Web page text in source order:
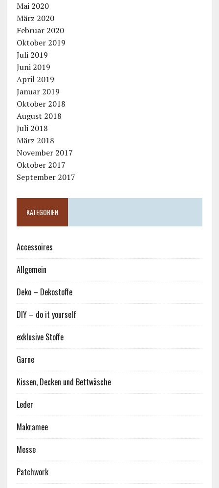
Mai 2020
März 2020
Februar 2020
Oktober 2019
Juli 2019
Juni 2019
April 2019
Januar 2019
Oktober 2018
August 2018
Juli 2018
März 2018
November 2017
Oktober 2017
September 2017
KATEGORIEN
Accessoires
Allgemein
Deko – Dekostoffe
DIY – do it yourself
exklusive Stoffe
Garne
Kissen, Decken und Bettwäsche
Leder
Makramee
Messe
Patchwork